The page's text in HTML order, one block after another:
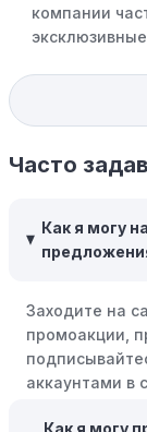
компании
Программы
компании
покупках.
Совершать
крупными
розничные
скидки.
Бросьте
два. В
Часто
Как я могу
Заходите на
промоакции,
аккаунтами в